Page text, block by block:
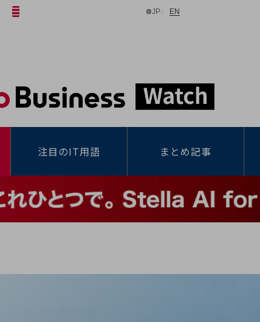
JP日本語
EN
検索する
注目のIT用語 まとめ記事